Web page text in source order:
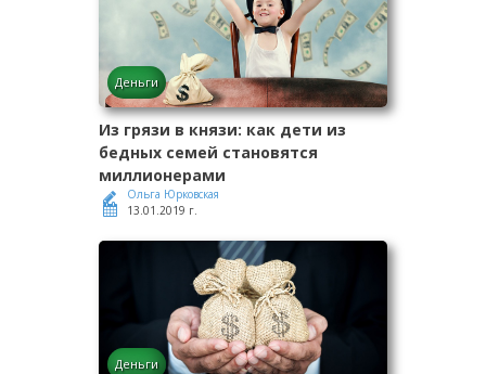
Деньги
Из грязи в князи: как дети из
бедных семей становятся
миллионерами
Ольга Юрковская
13.01.2019 г.
Деньги